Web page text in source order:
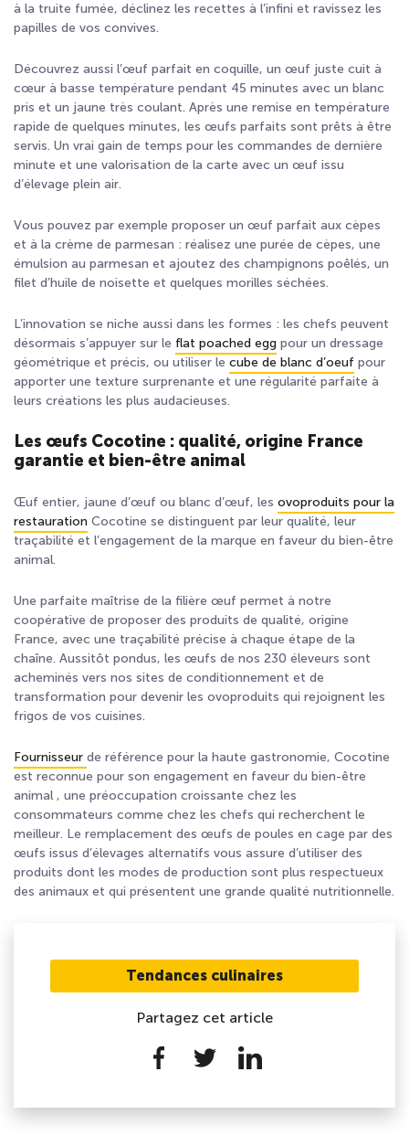
Tendances culinaires
Partagez cet article
à la truite fumée, déclinez les recettes à l’infini et ravissez les
papilles de vos convives.
Découvrez aussi l’œuf parfait en coquille, un œuf juste cuit à
cœur à basse température pendant 45 minutes avec un blanc
pris et un jaune très coulant. Après une remise en température
rapide de quelques minutes, les œufs parfaits sont prêts à être
servis. Un vrai gain de temps pour les commandes de dernière
minute et une valorisation de la carte avec un œuf issu
d’élevage plein air.
Vous pouvez par exemple proposer un œuf parfait aux cèpes
et à la crème de parmesan : réalisez une purée de cèpes, une
émulsion au parmesan et ajoutez des champignons poêlés, un
filet d’huile de noisette et quelques morilles séchées.
L’innovation se niche aussi dans les formes : les chefs peuvent
désormais s’appuyer sur le flat poached egg pour un dressage
géométrique et précis, ou utiliser le cube de blanc d’oeuf pour
apporter une texture surprenante et une régularité parfaite à
leurs créations les plus audacieuses.
Les œufs Cocotine : qualité, origine France
garantie et bien-être animal
Œuf entier, jaune d’œuf ou blanc d’œuf, les ovoproduits pour la
restauration Cocotine se distinguent par leur qualité, leur
traçabilité et l’engagement de la marque en faveur du bien-être
animal.
Une parfaite maîtrise de la filière œuf permet à notre
coopérative de proposer des produits de qualité, origine
France, avec une traçabilité précise à chaque étape de la
chaîne. Aussitôt pondus, les œufs de nos 230 éleveurs sont
acheminés vers nos sites de conditionnement et de
transformation pour devenir les ovoproduits qui rejoignent les
frigos de vos cuisines.
Fournisseur de référence pour la haute gastronomie, Cocotine
est reconnue pour son engagement en faveur du bien-être
animal , une préoccupation croissante chez les
consommateurs comme chez les chefs qui recherchent le
meilleur. Le remplacement des œufs de poules en cage par des
œufs issus d’élevages alternatifs vous assure d’utiliser des
produits dont les modes de production sont plus respectueux
des animaux et qui présentent une grande qualité nutritionnelle.